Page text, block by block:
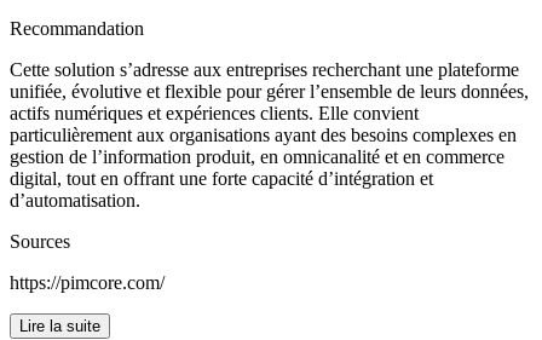
Recommandation
Cette solution s’adresse aux entreprises recherchant une plateforme
unifiée, évolutive et flexible pour gérer l’ensemble de leurs données,
actifs numériques et expériences clients. Elle convient
particulièrement aux organisations ayant des besoins complexes en
gestion de l’information produit, en omnicanalité et en commerce
digital, tout en offrant une forte capacité d’intégration et
d’automatisation.
Sources
https://pimcore.com/
Lire la suite